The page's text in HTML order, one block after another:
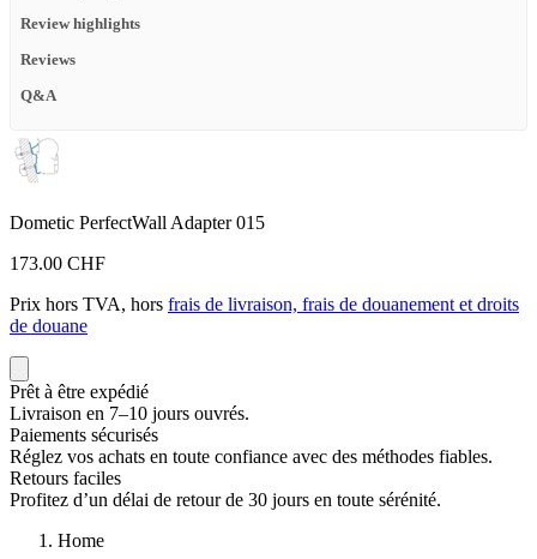
Review highlights
Reviews
Q&A
Dometic PerfectWall Adapter 015
173.00 CHF
Prix hors TVA, hors frais de livraison, frais de douanement et droits
de douane
Prêt à être expédié
Livraison en 7–10 jours ouvrés.
Paiements sécurisés
Réglez vos achats en toute confiance avec des méthodes fiables.
Retours faciles
Profitez d’un délai de retour de 30 jours en toute sérénité.
Home